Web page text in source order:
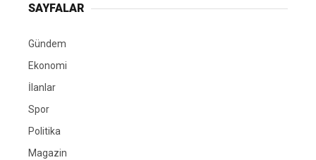
SAYFALAR
Gündem
Ekonomi
İlanlar
Spor
Politika
Magazin